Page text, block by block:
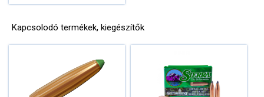
Kapcsolodó termékek, kiegészítők